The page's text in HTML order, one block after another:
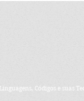
Códigos e suas